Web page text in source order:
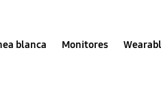
blanca Monitores